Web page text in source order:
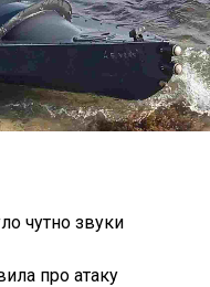
чутно звуки
про атаку